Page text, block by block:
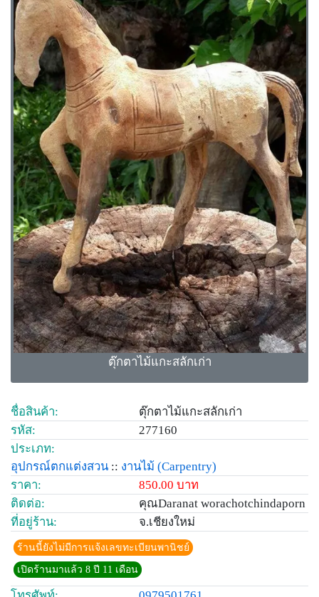
ตุ๊กตาไม้แกะสลักเก่า
ชื่อสินค้า:
ตุ๊กตาไม้แกะสลักเก่า
รหัส:
277160
ประเภท:
อุปกรณ์ตกแต่งสวน :: งานไม้ (Carpentry)
ราคา:
850.00 บาท
ติดต่อ:
คุณDaranat worachotchindaporn
ที่อยู่ร้าน:
จ.เชียงใหม่
ร้านนี้ยังไม่มีการแจ้งเลขทะเบียนพานิชย์
เปิดร้านมาแล้ว 8 ปี 11 เดือน